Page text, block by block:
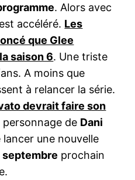
. Alors avec
accéléré. Les
que Glee
saison 6. Une triste
A moins que
à relancer la série.
devrait faire son
personnage de Dani
une nouvelle
septembre prochain